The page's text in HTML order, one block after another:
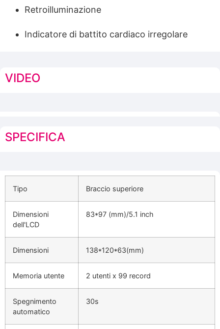
Retroilluminazione
Indicatore di battito cardiaco irregolare
VIDEO
SPECIFICA
Tipo Braccio superiore
Dimensioni
dell'LCD
83*97 (mm)/5.1 inch
Dimensioni 138*120*63(mm)
Memoria utente 2 utenti x 99 record
Spegnimento
automatico
30s